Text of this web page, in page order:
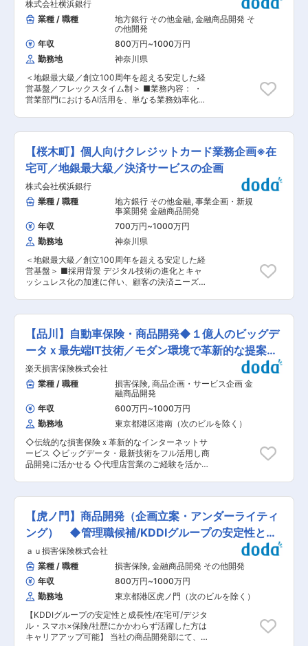
しながら業務を進めます。関係各部署との連携も
多く、コミュニケーションを通じて企画を実現し
メリハリを持って働けます ・正社員登用を前提と
した採用です ・企画領域で裁量を持ちながら働け
ます ■キャリアパス まずは無担保ローンの商品
企画を担当し、施策立案や運用を通じて専門性を
深めます。その後、他商品の企画、マーケティン
グ領域、データ分析を活用した業務などへ広がる
的に企画領域で活躍できる環境です。 ■企業魅力
地域金融機関として幅広い個人向けサービスを展
商品企画とデジタル活用を組み合わせ、より良い
金融サービスの提供を目指しています。 変更の範
囲：会社の定める業務
価証券の運用業務 ・国際営業推進、外為業務 ・
人事総務、財務 ■入社後のキャリアについて：
当社はフィナンシャルグループ化により、銀行の
枠にとらわれない幅広いソリューション提案が可
能な環境へと進化しています。その分、社員一人
ひとりが関われる業務領域も広く、専門性を深め
るキャリアも、新しい分野に挑戦するキャリアも
描けるのが特徴です。グループ内外での異動や挑
戦の機会もあり、長期的に成長していける環境が
整っています。 ■事業の特徴： 当行では、「広
域型地方銀行」を標榜した広域化戦略を推進して
愛知県、東京都にまで広がり、各店舗がそれぞれ
の地域を「地元」とする地域に根ざした活動を展
開しております。 ■当社の強み： ・京都府は、
創業100年超の老舗企業と世界から注目されるベ
ンチャー企業が共存する、非常に魅力的なエリア
です。京都銀行はこの地でお客様と共に成長して
きた結果、京都を代表する企業からの安定した配
当収入を背景に、株式含み益は地方銀行トップク
ラスを誇っています。 ・当行最大の強みは、リス
クに耐え得る強固な財政基盤です。銀行に求めら
れる役割が多様化する中、お客様に幅広いソリュ
ーションを提供すべく新たな挑戦を続けていま
す。 ・2023年10月に京都フィナンシャルグルー
通じたシナジー創出に取り組んでいます。 ・連結
自己資本比率が、国内基準12.56％と、法令に定
っています。 変更の範囲：会社の定める業務
株式会社横浜銀行
業種 / 職種
地方銀行 その他金融, 金融商品開発 そ
の他開発
年収
800万円~1000万円
勤務地
神奈川県
＜地銀最大級／創立100周年を超える安定した経
営基盤／フレックスタイム制＞ ■業務内容： ・
営業部門におけるAI活用を、単なる業務効率化に
です。 ・顧客コミュニケーション領域における生
成AI活用の戦略企画・推進を担い、AIを活用した
新たなコミュニケーション手段や顧客体験の創出
をリードしていただきます。 ・営業現場目線での
企画、要件整理、関係部との調整、実装推進まで
一気通貫で担当いただく想定です。 ■募集背景：
・横浜銀行ではAIの利活用を進めているものの、
業務適用、基盤整備、人財育成、ガバナンス整備
はいまだ途上であり、AIの変化に機動的に対応し
ながら、その効果を最大化していく体制強化が必
要です。 ・営業部門においても、人的リソース制
約や業務の複雑化が進むなか、AI活用を前提とし
た業務設計への転換が求められています。 ・こう
した背景から、現場とテクノロジーの両方を理解
し、構想だけで終わらせずに関係者を巻き込みな
がら企画を前進させられるAIテックリード人財を
プは、室長以下、約5名のグループです。 ・少数
精鋭の企画組織に所属し、デジタル・IT・本部企
画などの関係部署と連携しながら、営業部門にお
けるAI活用の企画・推進を担っていただきます。
・部門横断でのプロジェクト推進が中心となるた
め、幅広い関係者と協働しながら、銀行全体の変
革にインパクトを与えられる環境です。 ■当行に
ついて： 主要マーケットとする神奈川・東京エリ
アは… ◎日本の総人口の18%、つまりは日本人の
おおよそ5人に1人が横浜銀行の営業地盤です。 ◎
日本のGDPの約26％が集中する巨大マーケット！
スペインやインドネシアなどの一国家と肩を並べ
る経済規模です。 ◎神奈川県内企業のメインバン
企業を支えることで、地域経済の発展に大きく貢
献しています。 ◎神奈川県内の横浜銀行の貸出金
川県内での融資金のおおよそ3分の1、預金の4分
の1が当行でお取り扱いとなり高いシェアを誇り
ます。 変更の範囲：会社の定める業務
【桜木町】個人向けクレジットカード業務企画※在
宅可／地銀最大級／決済サービスの企画
株式会社横浜銀行
業種 / 職種
地方銀行 その他金融, 事業企画・新規
事業開発 金融商品開発
年収
700万円~1000万円
勤務地
神奈川県
＜地銀最大級／創立100周年を超える安定した経
営基盤＞ ■採用背景 デジタル技術の進化とキャ
ッシュレス化の加速に伴い、顧客の決済ニーズは
客さまに選ばれ続ける最適な決済サービスを提供
し続けることが不可欠です。本ポジションでは、
この変革期において、新しい決済体験の創出をリ
ードし、当行の競争力を強化する即戦力の人財を
募集します。 ■業務内容 （1）全体戦略の立案 決
済・キャッシュレス領域における中長期的な全体
戦略・基本方針の企画立案。 （2）個人向けクレ
ジットカード事業の推進 基本方針に基づいた各種
施策の企画立案および利用促進。 （3）新規プロ
ダクトの企画・開発 キャッシュレスや決済基盤に
関する新商品・新サービスについて、技術革新や
規制緩和、新たなビジネススキームに対応した企
画・システム開発・システムインフラ構築。 銀行
が持つ強固な顧客基盤と、口座の動きや融資情報
などの多様なデータを活用し、他社にはない独自
の価値を持つサービスの創出を主導します。 ■ポ
の策定から具体的なプロダクトのローンチまで、
全工程に当事者として深く関与できます。自身の
アイデアが形になり、地域社会や数百万人の顧客
の生活を豊かにする大きな手応えを感じられま
す。 （2）銀行ならではのユニークな企画機会 銀
行が持つ強固な顧客基盤と、口座情報や融資情報
といった膨大なデータを活用できるため、一般的
なカード会社では実現し得ない、深くパーソナラ
イズされた決済サービスの企画開発が可能です。
■当社について： 神奈川・東京という日本有数の
巨大マーケット（人口の約2割・GDPの約26％）
を基盤に、地域企業の成長を支えています。神奈
【品川】自動車保険・商品開発◆１億人のビッグデ
ータｘ最先端IT技術／モダン環境で革新的な提案可
能
楽天損害保険株式会社
業種 / 職種
損害保険, 商品企画・サービス企画 金
融商品開発
年収
600万円~1000万円
勤務地
東京都港区港南（次のビルを除く）
◇伝統的な損害保険ｘ革新的なインターネットサ
ービス ◇ビッグデータ・最新技術をフル活用し商
品開発に活かせる ◇代理店営業のご経験を活かし
います。 特に自動車保険市場でのシェア拡大を図
るため、新しい商品開発に携わる専門職を募集し
ます。 ■職務概要 商品開発部において、商品開
発の一連のプロセスに携わっていただきます。 IT
に寛容な組織風土のため、ビッグデータと最新技
術をフル活用して効率的・効果的に業務を進める
事が可能です。 ■業務詳細 ・顧客ニーズ把握〜
新商品企画の立案 ・既存商品や業務プロセスの評
価・改善 ・認可申請書の作成、金融庁との折衝
・販売戦略立案、販売計画策定 ■組織構成 約50
っています。 ■魅力 楽天Gの膨大なデータを活用
でき、データドリブンなアプローチでイノベーシ
ョンを起こすことができます。従来の損害保険業
【虎ノ門】商品開発（企画立案・アンダーライティ
ング） ◆管理職候補/KDDIグループの安定性と成
長性
ａｕ損害保険株式会社
業種 / 職種
損害保険, 金融商品開発 その他開発
年収
800万円~1000万円
勤務地
東京都港区虎ノ門（次のビルを除く）
【KDDIグループの安定性と成長性/在宅可/デジタ
ル・スマホ×保険/社歴にかかわらず活躍した方は
キャリアアップ可能】 当社の商品開発部にて、商